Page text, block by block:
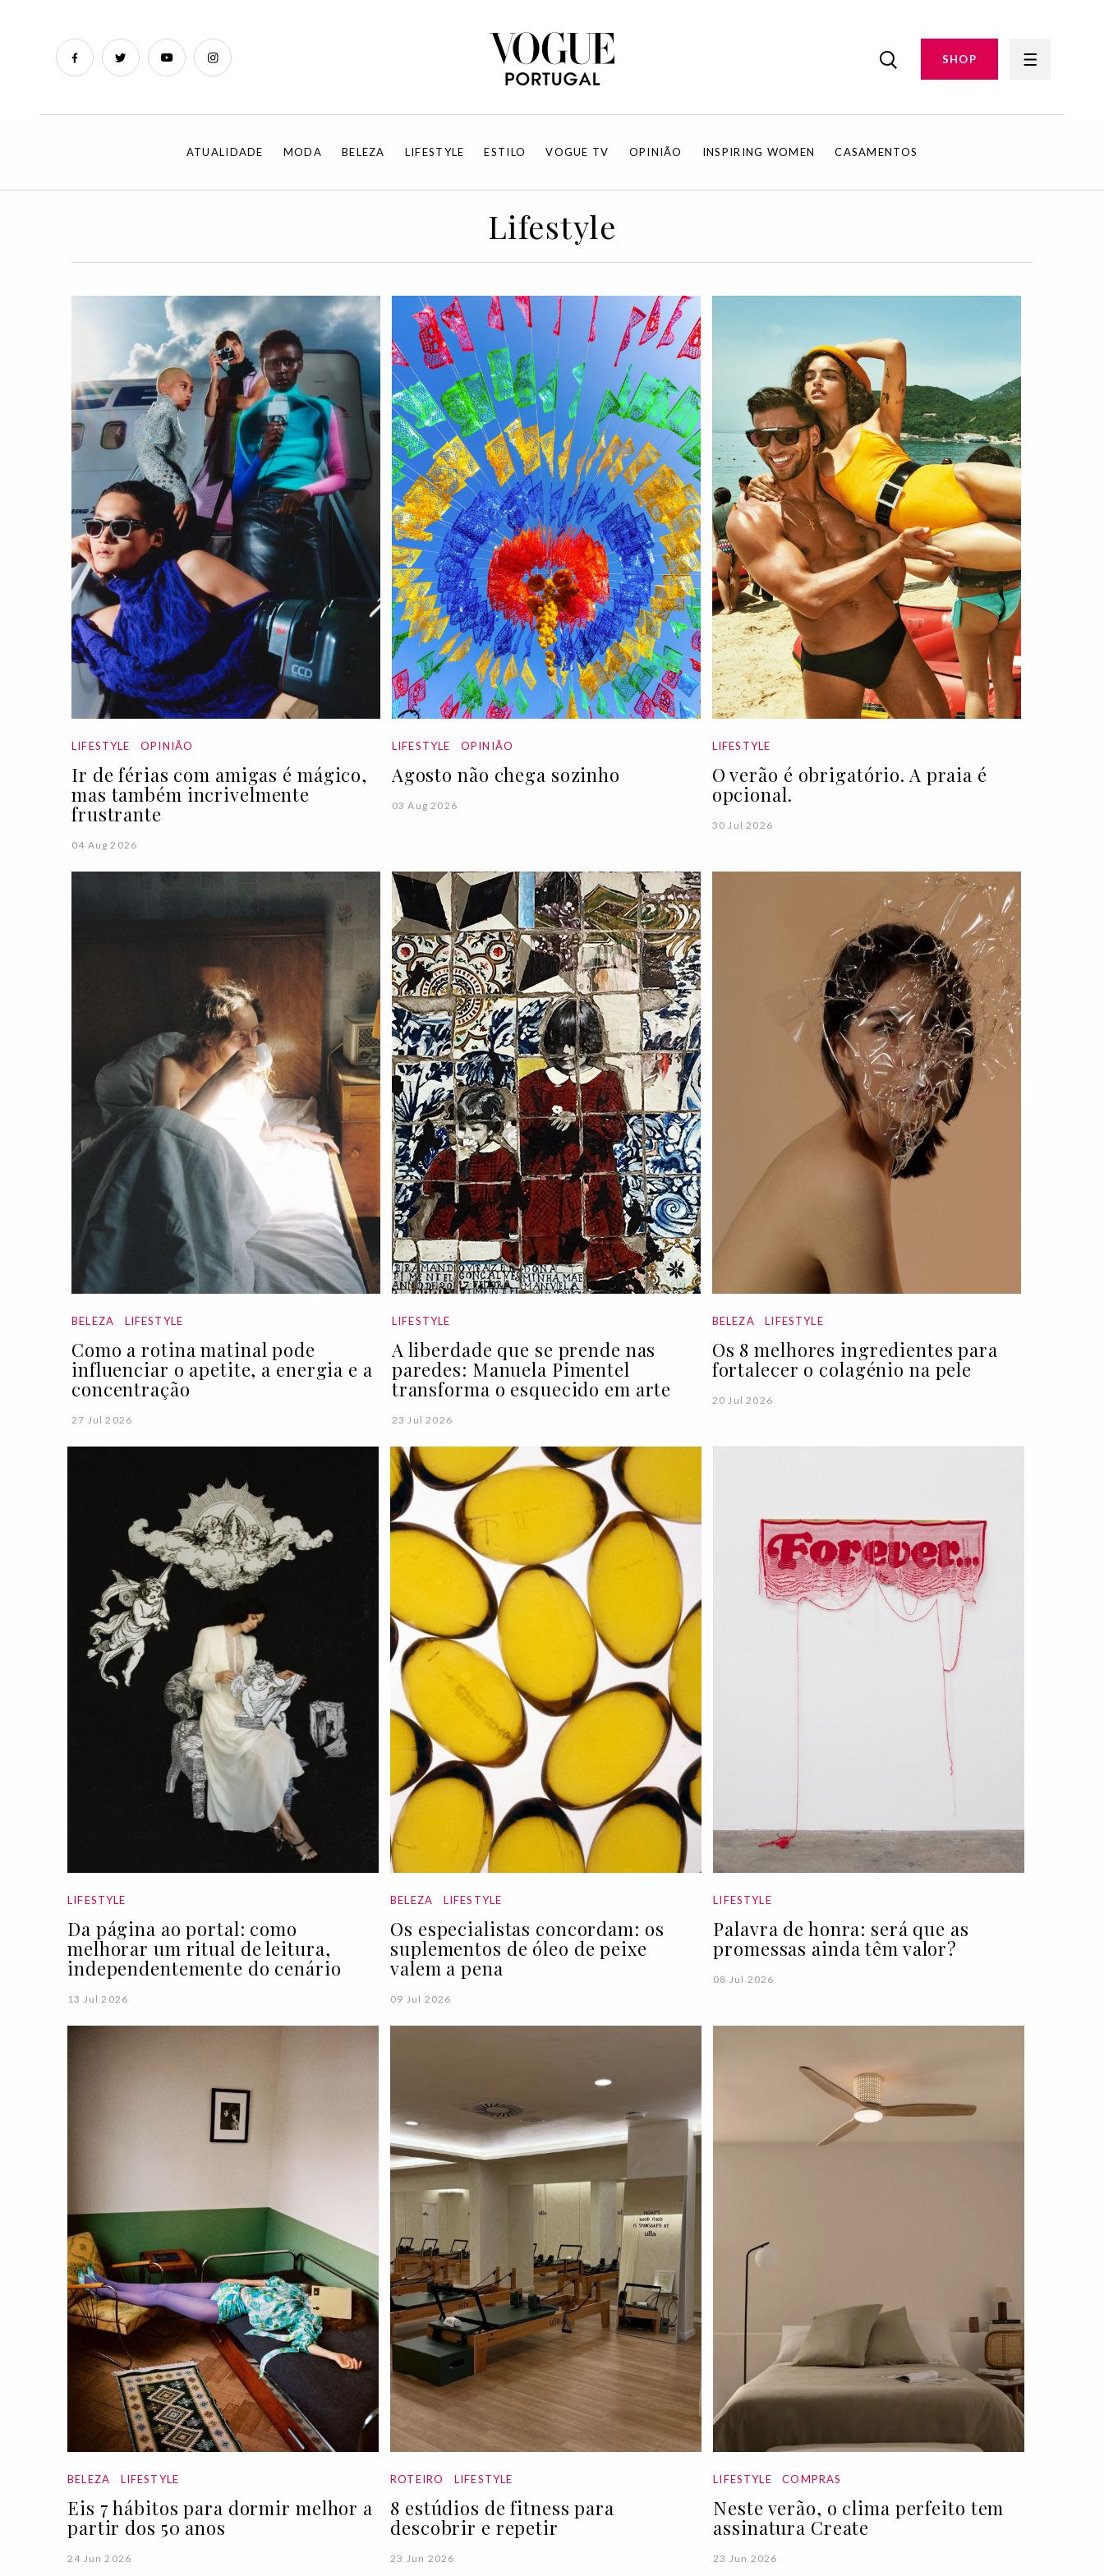
SHOP
ATUALIDADE MODA BELEZA LIFESTYLE ESTILO VOGUE TV OPINIÃO INSPIRING WOMEN CASAMENTOS
Lifestyle
LIFESTYLE OPINIÃO
Ir de férias com amigas é mágico,
mas também incrivelmente
frustrante
04 Aug 2026
LIFESTYLE OPINIÃO
Agosto não chega sozinho
03 Aug 2026
LIFESTYLE
O verão é obrigatório. A praia é
opcional.
30 Jul 2026
BELEZA LIFESTYLE
Como a rotina matinal pode
influenciar o apetite, a energia e a
concentração
27 Jul 2026
LIFESTYLE
A liberdade que se prende nas
paredes: Manuela Pimentel
transforma o esquecido em arte
23 Jul 2026
BELEZA LIFESTYLE
Os 8 melhores ingredientes para
fortalecer o colagénio na pele
20 Jul 2026
LIFESTYLE
Da página ao portal: como
melhorar um ritual de leitura,
independentemente do cenário
13 Jul 2026
BELEZA LIFESTYLE
Os especialistas concordam: os
suplementos de óleo de peixe
valem a pena
09 Jul 2026
LIFESTYLE
Palavra de honra: será que as
promessas ainda têm valor?
08 Jul 2026
BELEZA LIFESTYLE
Eis 7 hábitos para dormir melhor a
partir dos 50 anos
24 Jun 2026
ROTEIRO LIFESTYLE
8 estúdios de fitness para
descobrir e repetir
23 Jun 2026
LIFESTYLE COMPRAS
Neste verão, o clima perfeito tem
assinatura Create
23 Jun 2026